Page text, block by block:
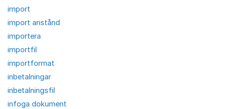
import
import anstånd
importera
importfil
importformat
inbetalningar
inbetalningsfil
infoga dokument